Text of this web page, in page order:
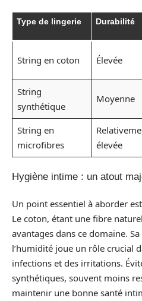
Type de lingerie Durabilité
String en coton Élevée
String
synthétique
Moyenne
String en
microfibres
élevée
Hygiène intime : un atout
Un point essentiel à aborder
Le coton, étant une fibre
avantages dans ce domaine.
l’humidité joue un rôle crucial
infections et des irritations.
synthétiques, souvent moins
maintenir une bonne santé